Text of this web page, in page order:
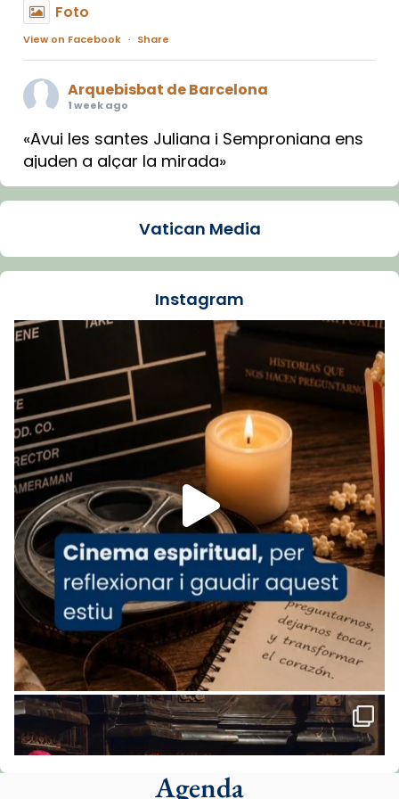
Foto
View on Facebook · Share
Arquebisbat de Barcelona
1 week ago
«Avui les santes Juliana i Semproniana ens
ajuden a alçar la mirada»
Mons. Sergi Gordo, bisbe de Tortosa, ha
Santes de Mataró.
🔗tinyurl.com/cvu5jmbk
Foto
View on Facebook Share
Arquebisbat de Barcelonais at Catedral
de Barcelona.
1 week ago
Aquest dilluns, 27 de juliol, ha tingut lloc la
missa d’acció de gràcies en agraïment al
comitè organitzador de la visita apostòlica
del Sant Pare Lleó XIV a Barcelona, i als
col·laboradors, a la Catedral de Barcelona.
L’arquebisbe de Barcelona, el cardenal Joan
Josep Omella, ha presidit la missa i l’ha
concelebrat el bisbe auxiliar de Barcelona,
Mons. David Abadías.
📸 Dr. G. Simón
Foto
View on Facebook Share
Arquebisbat de Barcelona
Vatican Media
Instagram
Agenda